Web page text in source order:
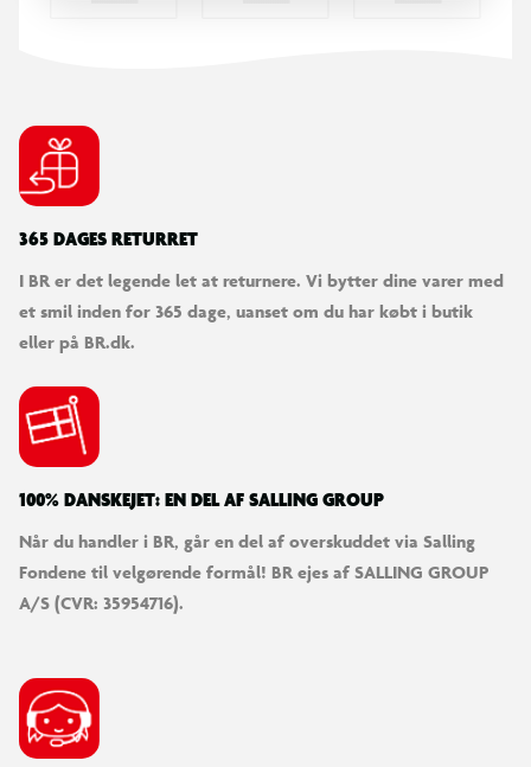
365 DAGES RETURRET
I BR er det legende let at returnere. Vi bytter dine varer med
et smil inden for 365 dage, uanset om du har købt i butik
eller på BR.dk.
100% DANSKEJET: EN DEL AF SALLING GROUP
Når du handler i BR, går en del af overskuddet via Salling
Fondene til velgørende formål! BR ejes af SALLING GROUP
A/S (CVR: 35954716).